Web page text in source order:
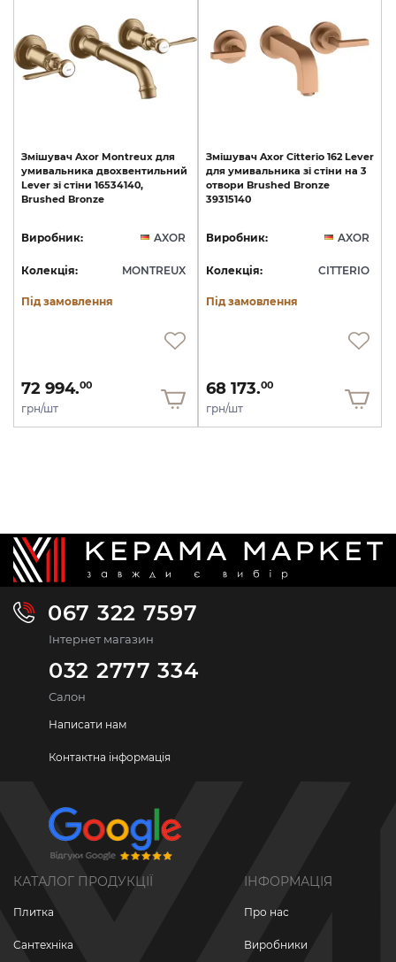
Змішувач Axor Montreux для
умивальника двохвентильний
Lever зі стіни 16534140,
Brushed Bronze
Виробник: AXOR
Колекція: MONTREUX
Під замовлення
72 994.00
грн/шт
Змішувач Axor Citterio 162 Lever
для умивальника зі стіни на 3
отвори Brushed Bronze
39315140
Виробник: AXOR
Колекція: CITTERIO
Під замовлення
68 173.00
грн/шт
067 322 7597
Інтернет магазин
032 2777 334
Салон
Написати нам
Контактна інформація
КАТАЛОГ ПРОДУКЦІЇ
Плитка
Сантехніка
ІНФОРМАЦІЯ
Про нас
Виробники